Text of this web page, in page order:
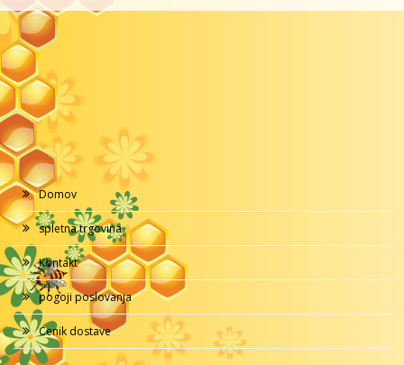
Domov
spletna trgovina
Kontakt
pogoji poslovanja
Cenik dostave